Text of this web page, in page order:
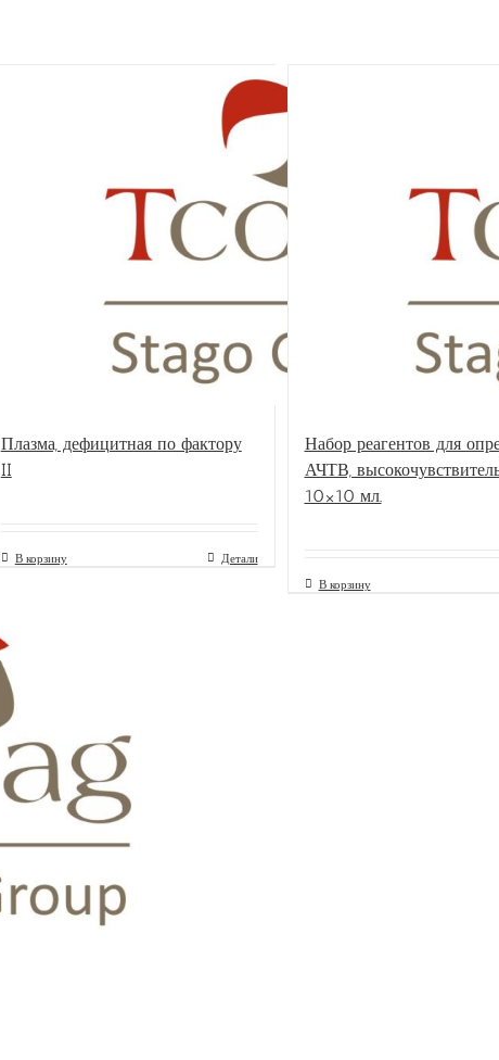
Плазма, дефицитная по фактору
II
В корзину Детали
Набор реагентов для
АЧТВ,
10×10 мл.
В корзину